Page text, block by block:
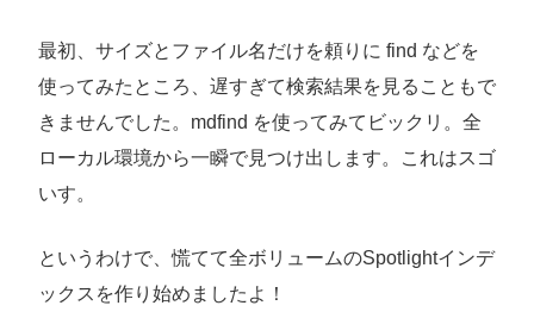
最初、サイズとファイル名だけを頼りに find などを
使ってみたところ、遅すぎて検索結果を見ることもで
きませんでした。mdfind を使ってみてビックリ。全
ローカル環境から一瞬で見つけ出します。これはスゴ
いす。
というわけで、慌てて全ボリュームのSpotlightインデ
ックスを作り始めましたよ！